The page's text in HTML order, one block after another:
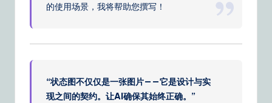
的使用场景，我将帮助您撰写！
“状态图不仅仅是一张图片——它是设计与实
现之间的契约。让AI确保其始终正确。”